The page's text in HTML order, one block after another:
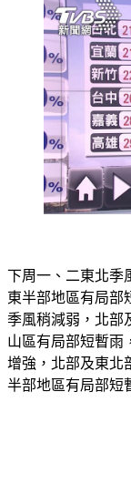
下周一、二東北季
東半部地區有局部
季風稍減弱，北部
山區有局部短暫雨
增強，北部及東北
半部地區有局部短